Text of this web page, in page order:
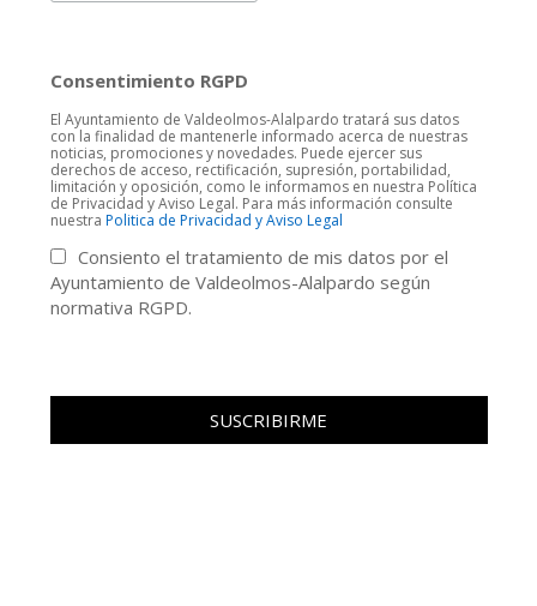
Consentimiento RGPD
El Ayuntamiento de Valdeolmos-Alalpardo tratará sus datos
con la finalidad de mantenerle informado acerca de nuestras
noticias, promociones y novedades. Puede ejercer sus
derechos de acceso, rectificación, supresión, portabilidad,
limitación y oposición, como le informamos en nuestra Política
de Privacidad y Aviso Legal. Para más información consulte
nuestra Politica de Privacidad y Aviso Legal
Consiento el tratamiento de mis datos por el
Ayuntamiento de Valdeolmos-Alalpardo según
normativa RGPD.